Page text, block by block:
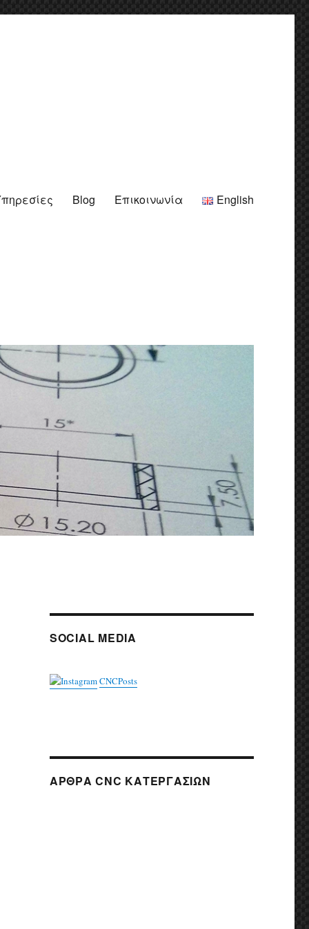
Blog Επικοινωνία English
SOCIAL MEDIA
CNCPosts
ΆΡΘΡΑ CNC ΚΑΤΕΡΓΑΣΙΏΝ